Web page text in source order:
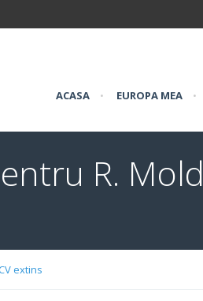
ACASA • EUROPA MEA •
R.
extins